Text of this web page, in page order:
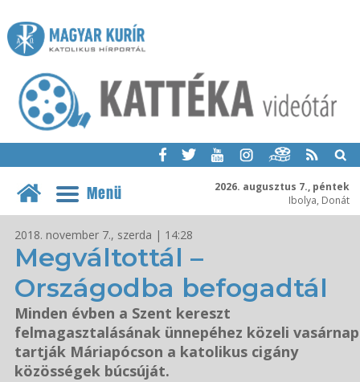
2026. augusztus 7., péntek
Ibolya, Donát
Menü
2018. november 7., szerda | 14:28
Megváltottál –
Országodba befogadtál
Minden évben a Szent kereszt
felmagasztalásának ünnepéhez közeli vasárnap
tartják Máriapócson a katolikus cigány
közösségek búcsúját.